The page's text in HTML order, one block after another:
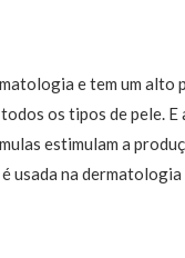
e tem um alto
os tipos de pele.
estimulam a
usada na